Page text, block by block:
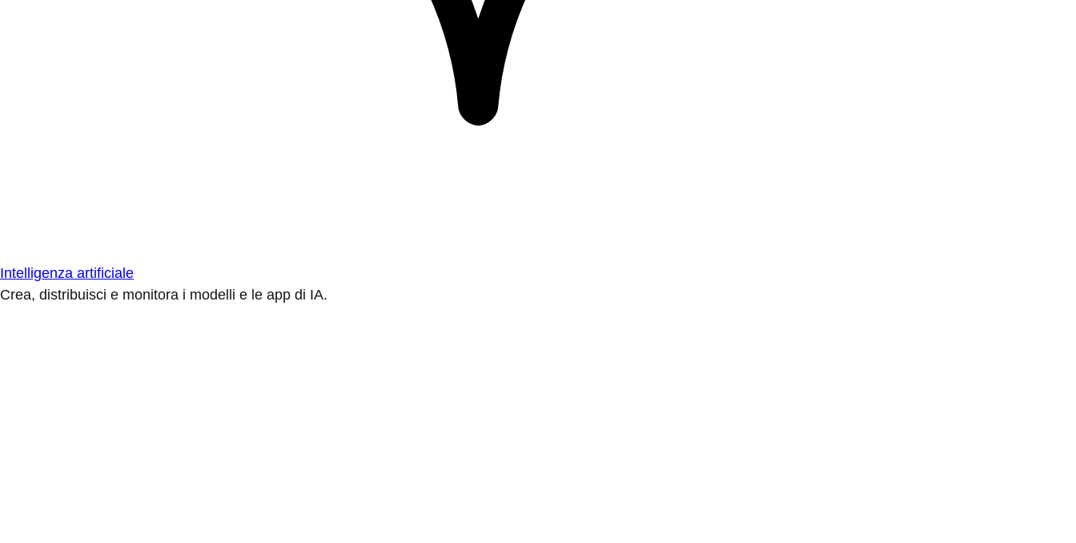
Intelligenza artificiale
Crea, distribuisci e monitora i modelli e le app di IA.